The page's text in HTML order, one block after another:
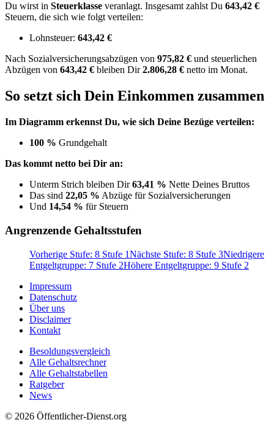
Du wirst in Steuerklasse veranlagt. Insgesamt zahlst Du 643,42 €
Steuern, die sich wie folgt verteilen:
Lohnsteuer: 643,42 €
Nach Sozialversicherungsabzügen von 975,82 € und steuerlichen
Abzügen von 643,42 € bleiben Dir2.806,28 € netto im Monat.
So setzt sich Dein Einkommen zusammen
Im Diagramm erkennst Du, wie sich Deine Bezüge verteilen:
100 % Grundgehalt
Das kommt netto bei Dir an:
Unterm Strich bleiben Dir63,41 % Nette Deines Bruttos
Das sind 22,05 % Abzüge für Sozialversicherungen
Und 14,54 % für Steuern
Angrenzende Gehaltsstufen
Vorherige Stufe: 8 Stufe 1Nächste Stufe: 8 Stufe 3Niedrigere
Entgeltgruppe: 7 Stufe 2Höhere Entgeltgruppe: 9 Stufe 2
Impressum
Datenschutz
Über uns
Disclaimer
Kontakt
Besoldungsvergleich
Alle Gehaltsrechner
Alle Gehaltstabellen
Ratgeber
News
© 2026 Öffentlicher-Dienst.org